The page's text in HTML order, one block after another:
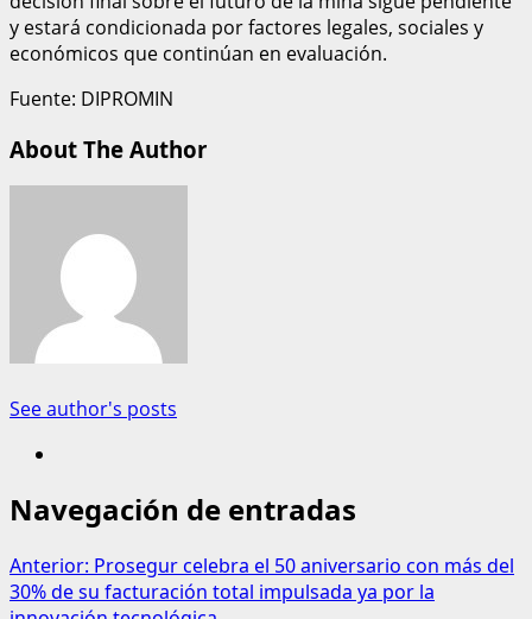
y estará condicionada por factores legales, sociales y
económicos que continúan en evaluación.
Fuente: DIPROMIN
About The Author
See author's posts
Navegación de entradas
Anterior: Prosegur celebra el 50 aniversario con más del
30% de su facturación total impulsada ya por la